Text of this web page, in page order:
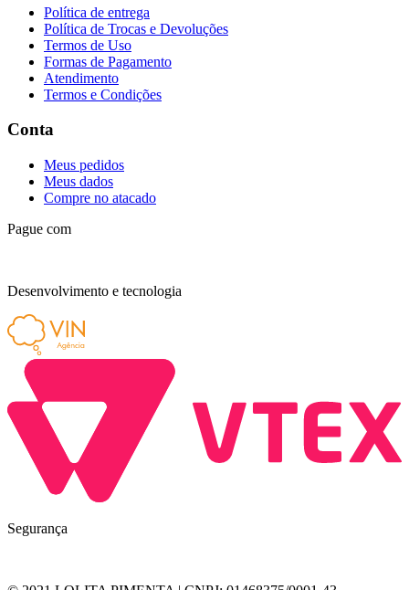
Política de entrega
Política de Trocas e Devoluções
Termos de Uso
Formas de Pagamento
Atendimento
Termos e Condições
Conta
Meus pedidos
Meus dados
Compre no atacado
Pague com
Desenvolvimento e tecnologia
Segurança